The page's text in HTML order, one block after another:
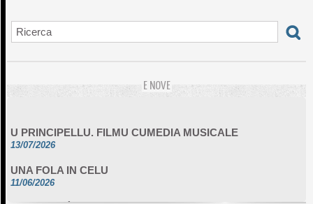
E NOVE
13/07/2026
11/06/2026